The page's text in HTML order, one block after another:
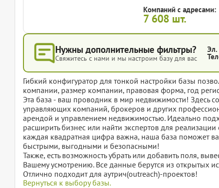
Компаний с адресами:
7 608 шт.
Нужны дополнительные фильтры?
Свяжитесь с нами и мы настроим базу для вас
Эл.
Гибкий конфигуратор для тонкой настройки базы
компании, размер компании, правовая форма, год
Эта база - ваш проводник в мир недвижимости! Здесь
управляющих компаний, брокеров и других
арендой и управлением недвижимостью. Идеально
расширить бизнес или найти экспертов для
каждая квадратная цифра важна, наша база поможет
быстрыми, выгодными и безопасными!
Также, есть возможность убрать или добавить поля,
Вашему усмотрению. Все данные берутся из открытых
Отлично подходит для аутрич(outreach)-проектов!
Вернуться к выбору базы.